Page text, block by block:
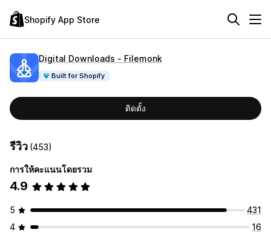
Shopify App Store
Digital Downloads ‑ Filemonk
Built for Shopify
ติดตั้ง
รีวิว (453)
การให้คะแนนโดยรวม
4.9
5
431
4
16